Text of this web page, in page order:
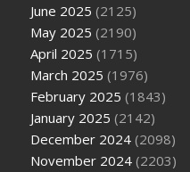
June 2025 (2125)
May 2025 (2190)
April 2025 (1715)
March 2025 (1976)
February 2025 (1843)
January 2025 (2142)
December 2024 (2098)
November 2024 (2203)